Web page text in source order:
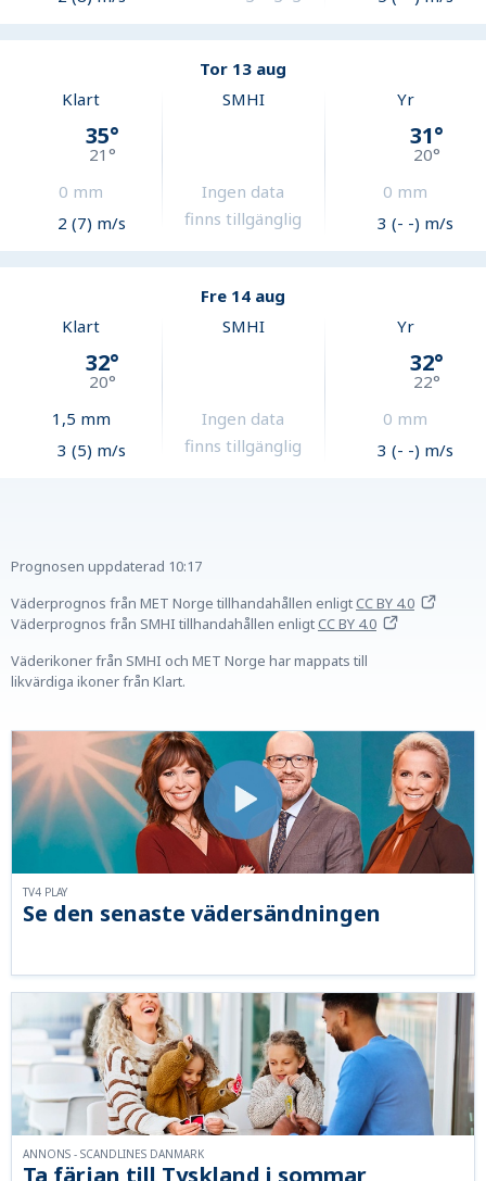
Tor 13 aug
Klart
35°
21°
0 mm
2 (7) m/s
SMHI
Ingen data
finns tillgänglig
Yr
31°
20°
0 mm
3 (- -) m/s
Fre 14 aug
Klart
32°
20°
1,5 mm
3 (5) m/s
SMHI
Ingen data
finns tillgänglig
Yr
32°
22°
0 mm
3 (- -) m/s
Prognosen uppdaterad 10:17
Väderprognos från MET Norge tillhandahållen enligtCC BY 4.0
Väderprognos från SMHI tillhandahållen enligtCC BY 4.0
Väderikoner från SMHI och MET Norge har mappats till
likvärdiga ikoner från Klart.
Se den senaste vädersändningen
TV4 PLAY
ANNONS - SCANDLINES DANMARK